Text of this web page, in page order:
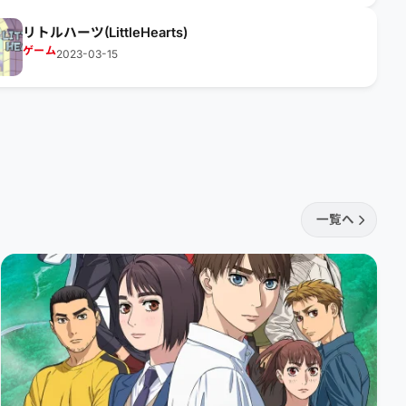
リトルハーツ(LittleHearts)
ゲーム2023-03-15
一覧へ